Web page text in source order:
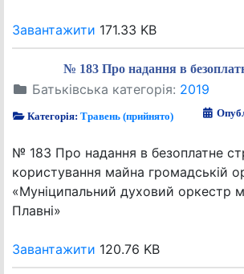
Завантажити 171.33 KB
№ 183 Про надання в
Батьківська категорія: 2019
Категорія:Травень (прийнято)
№ 183 Про надання в безоплатне
користування майна громадській
«Муніципальний духовий оркестр
Плавні»
Завантажити 120.76 KB